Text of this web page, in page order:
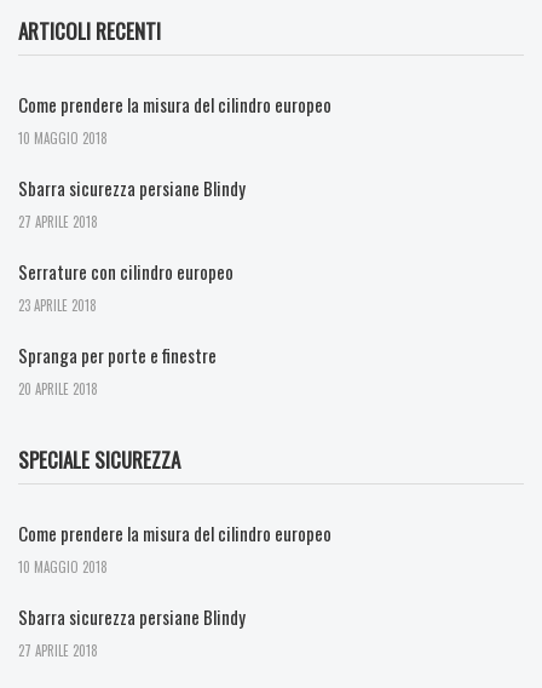
ARTICOLI RECENTI
Come prendere la misura del cilindro europeo
10 MAGGIO 2018
Sbarra sicurezza persiane Blindy
27 APRILE 2018
Serrature con cilindro europeo
23 APRILE 2018
Spranga per porte e finestre
20 APRILE 2018
SPECIALE SICUREZZA
Come prendere la misura del cilindro europeo
10 MAGGIO 2018
Sbarra sicurezza persiane Blindy
27 APRILE 2018